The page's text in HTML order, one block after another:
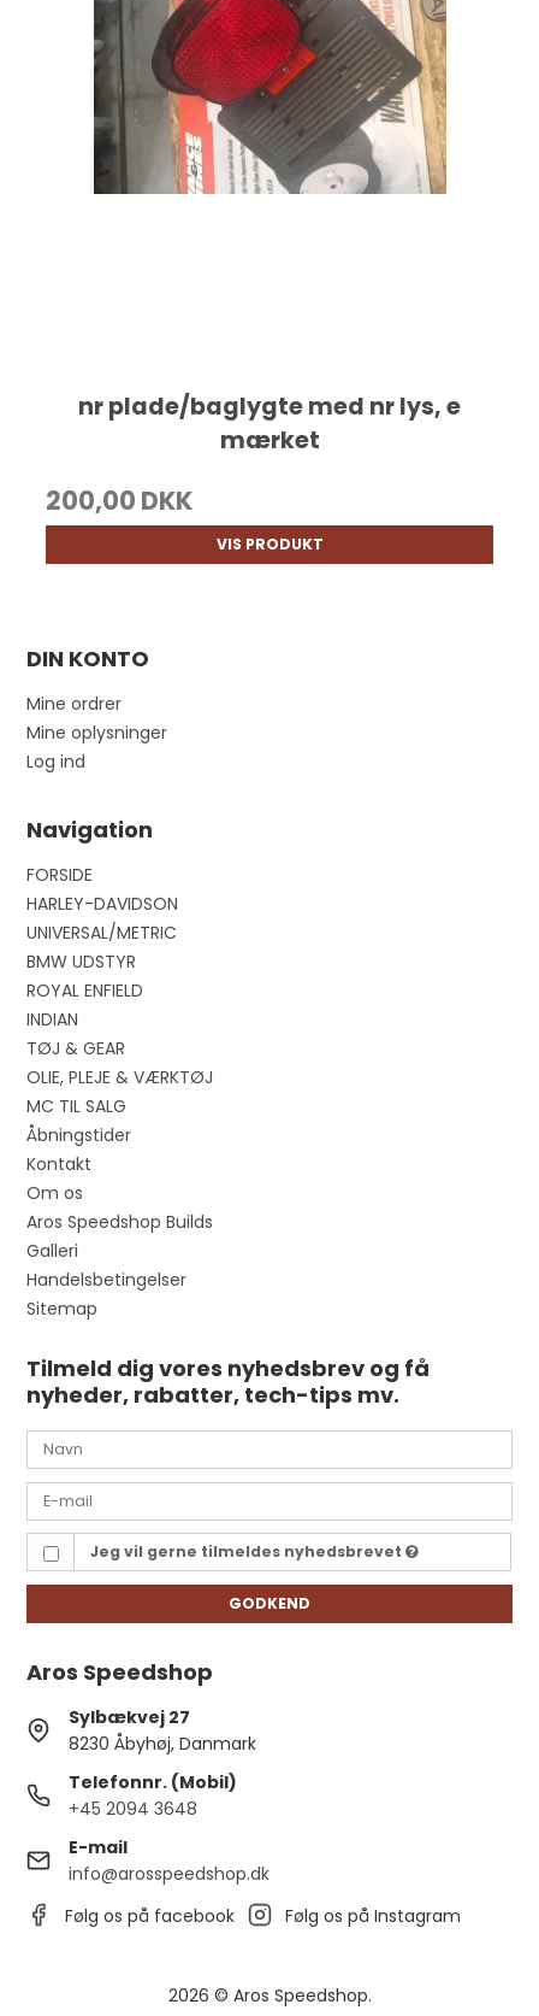
nr plade/baglygte med nr lys, e
mærket
200,00 DKK
VIS PRODUKT
DIN KONTO
Mine ordrer
Mine oplysninger
Log ind
Navigation
FORSIDE
HARLEY-DAVIDSON
UNIVERSAL/METRIC
BMW UDSTYR
ROYAL ENFIELD
INDIAN
TØJ & GEAR
OLIE, PLEJE & VÆRKTØJ
MC TIL SALG
Åbningstider
Kontakt
Om os
Aros Speedshop Builds
Galleri
Handelsbetingelser
Sitemap
Tilmeld dig vores nyhedsbrev og få
nyheder, rabatter, tech-tips mv.
Jeg vil gerne tilmeldes nyhedsbrevet
GODKEND
Aros Speedshop
Sylbækvej 27
8230 Åbyhøj, Danmark
Telefonnr. (Mobil)
+45 2094 3648
E-mail
info@arosspeedshop.dk
Følg os på facebook
Følg os på Instagram
2026 © Aros Speedshop.